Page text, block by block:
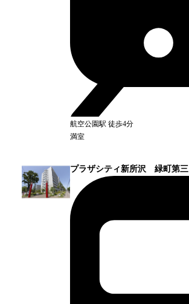
航空公園駅 徒歩4分
満室
プラザシティ新所沢 緑町第三